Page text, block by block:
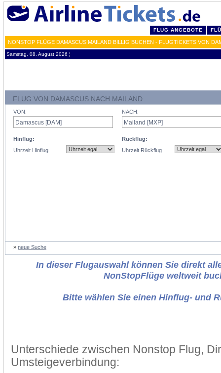
FLUG ANGEBOTE
NONSTOP FLÜGE DAMASCUS MAILAND BILLIG BUCHEN - FLUGTICKETS VON
Samstag, 08. August 2026 ¦
FLUG VON DAMASCUS NACH MAILAND
VON:
Hinflug:
Uhrzeit Hinflug
NACH:
Rückflug:
Uhrzeit Rückflug
» neue Suche
In dieser Flugauswahl können Sie direkt
NonStopFlüge weltweit
Bitte wählen Sie einen Hinflug- und
Unterschiede zwischen Nonstop Flug,
Umsteigeverbindung: